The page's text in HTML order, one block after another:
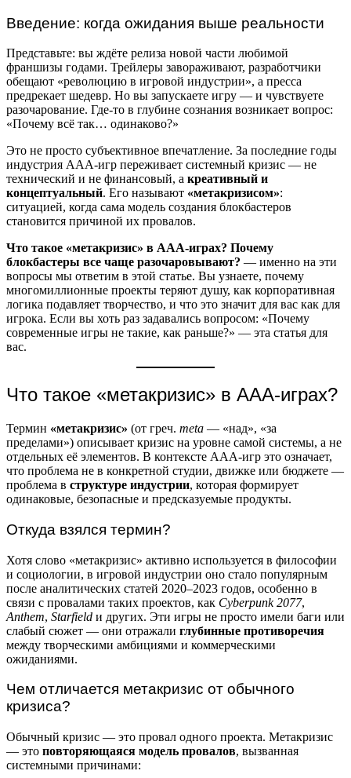
Введение: когда ожидания выше реальности
Представьте: вы ждёте релиза новой части любимой
франшизы годами. Трейлеры завораживают, разработчики
обещают «революцию в игровой индустрии», а пресса
предрекает шедевр. Но вы запускаете игру — и чувствуете
разочарование. Где-то в глубине сознания возникает вопрос:
«Почему всё так… одинаково?»
Это не просто субъективное впечатление. За последние годы
индустрия ААА-игр переживает системный кризис — не
технический и не финансовый, а креативный и
концептуальный. Его называют «метакризисом»:
ситуацией, когда сама модель создания блокбастеров
становится причиной их провалов.
Что такое «метакризис» в ААА-играх? Почему
блокбастеры все чаще разочаровывают? — именно на эти
вопросы мы ответим в этой статье. Вы узнаете, почему
многомиллионные проекты теряют душу, как корпоративная
логика подавляет творчество, и что это значит для вас как для
игрока. Если вы хоть раз задавались вопросом: «Почему
современные игры не такие, как раньше?» — эта статья для
вас.
Что такое «метакризис» в ААА-играх?
Термин «метакризис» (от греч. meta — «над», «за
пределами») описывает кризис на уровне самой системы, а не
отдельных её элементов. В контексте ААА-игр это означает,
что проблема не в конкретной студии, движке или бюджете —
проблема в структуре индустрии, которая формирует
одинаковые, безопасные и предсказуемые продукты.
Откуда взялся термин?
Хотя слово «метакризис» активно используется в философии
и социологии, в игровой индустрии оно стало популярным
после аналитических статей 2020–2023 годов, особенно в
связи с провалами таких проектов, как Cyberpunk 2077,
Anthem, Starfield и других. Эти игры не просто имели баги или
слабый сюжет — они отражали глубинные противоречия
между творческими амбициями и коммерческими
ожиданиями.
Чем отличается метакризис от обычного
кризиса?
Обычный кризис — это провал одного проекта. Метакризис
— это повторяющаяся модель провалов, вызванная
системными причинами: